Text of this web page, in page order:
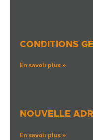
CONDITIONS
En savoir plus »
NOUVELLE
En savoir plus »